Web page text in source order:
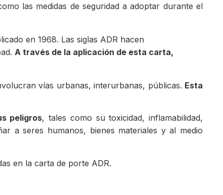
las medidas de seguridad a adoptar durante el
en 1968. Las siglas ADR hacen
A través de la aplicación de esta carta,
vías urbanas, interurbanas, públicas. Esta
peligros, tales como su toxicidad, inflamabilidad,
a seres humanos, bienes materiales y al medio
en la carta de porte ADR.